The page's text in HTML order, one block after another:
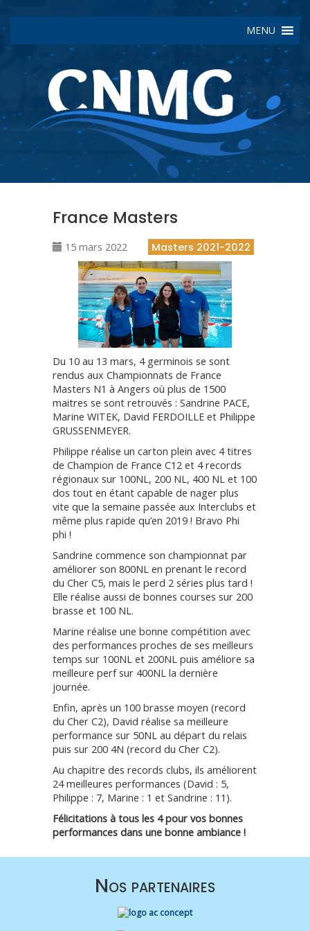
MENU
France Masters
15 mars 2022 Masters 2021-2022
Du 10 au 13 mars, 4 germinois se sont
rendus aux Championnats de France
Masters N1 à Angers où plus de 1500
maitres se sont retrouvés : Sandrine PACE,
Marine WITEK, David FERDOILLE et Philippe
GRUSSENMEYER.
Philippe réalise un carton plein avec 4 titres
de Champion de France C12 et 4 records
régionaux sur 100NL, 200 NL, 400 NL et 100
dos tout en étant capable de nager plus
vite que la semaine passée aux Interclubs et
même plus rapide qu’en 2019 ! Bravo Phi
phi !
Sandrine commence son championnat par
améliorer son 800NL en prenant le record
du Cher C5, mais le perd 2 séries plus tard !
Elle réalise aussi de bonnes courses sur 200
brasse et 100 NL.
Marine réalise une bonne compétition avec
des performances proches de ses meilleurs
temps sur 100NL et 200NL puis améliore sa
meilleure perf sur 400NL la dernière
journée.
Enfin, après un 100 brasse moyen (record
du Cher C2), David réalise sa meilleure
performance sur 50NL au départ du relais
puis sur 200 4N (record du Cher C2).
Au chapitre des records clubs, ils améliorent
24 meilleures performances (David : 5,
Philippe : 7, Marine : 1 et Sandrine : 11).
Félicitations à tous les 4 pour vos bonnes
performances dans une bonne ambiance !
Nos partenaires